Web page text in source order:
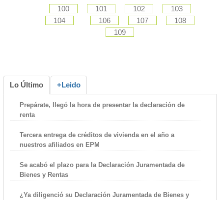
100 101 102
103
104
106 107
108
109
Lo Último +Leido
Prepárate, llegó la hora de presentar la declaración de
renta
Tercera entrega de créditos de vivienda en el año a
nuestros afiliados en EPM
Se acabó el plazo para la Declaración Juramentada de
Bienes y Rentas
¿Ya diligenció su Declaración Juramentada de Bienes y